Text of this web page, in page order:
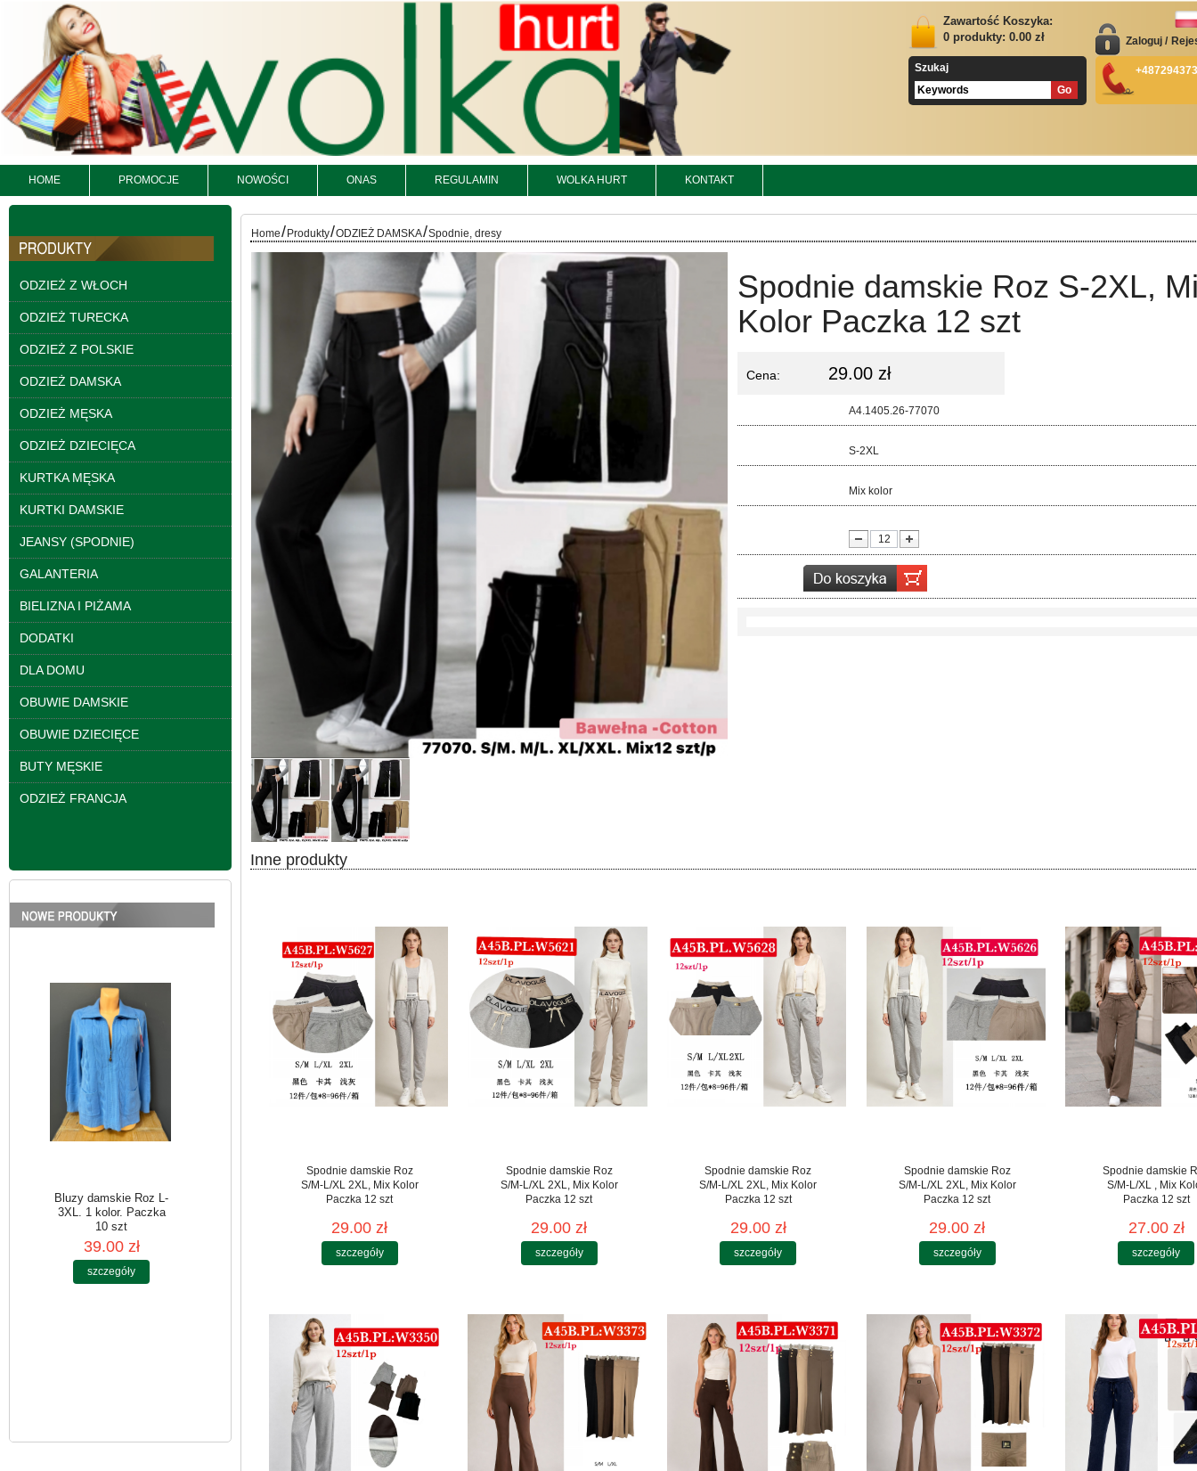
Zawartość Koszyka:
0 produkty: 0.00 zł
Szukaj
Zaloguj /
HOME PROMOCJE NOWOŚCI ONAS REGULAMIN WOLKA HURT KONTAKT
ODZIEŻ Z WŁOCH
ODZIEŻ TURECKA
ODZIEŻ Z POLSKIE
ODZIEŻ DAMSKA
ODZIEŻ MĘSKA
ODZIEŻ DZIECIĘCA
KURTKA MĘSKA
KURTKI DAMSKIE
JEANSY (SPODNIE)
GALANTERIA
BIELIZNA I PIŻAMA
DODATKI
DLA DOMU
OBUWIE DAMSKIE
OBUWIE DZIECIĘCE
BUTY MĘSKIE
ODZIEŻ FRANCJA
Bluzy damskie Roz L-
3XL. 1 kolor. Paczka
54.00 zł
szczegóły
Bluzy damskie Roz L-
3XL. 1 kolor. Paczka
10 szt
39.00 zł
szczegóły
Bluzy damskie Roz L-
3XL. 1 kolor. Paczka
szczegóły
Bluzy damskie Roz L-
3XL. 1 kolor. Paczka
Home/ Produkty/ODZIEŻ DAMSKA/Spodnie, dresy
Spodnie damskie Roz S-2XL,
Kolor Paczka 12 szt
Cena: 29.00 zł
A4.1405.26-77070
S-2XL
Mix kolor
Inne produkty
Spodnie damskie Roz
S/M-L/XL 2XL, Mix Kolor
Paczka 12 szt
29.00 zł
szczegóły
Spodnie damskie Roz
S/M-L/XL 2XL, Mix Kolor
Paczka 12 szt
29.00 zł
szczegóły
Spodnie damskie Roz
S/M-L/XL 2XL, Mix Kolor
Paczka 12 szt
29.00 zł
szczegóły
Spodnie damskie Roz
S/M-L/XL 2XL, Mix Kolor
Paczka 12 szt
29.00 zł
szczegóły
Spodnie damskie
S/M-L/XL , Mix
Paczka 12 szt
27.00 zł
szczegóły